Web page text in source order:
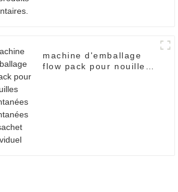
machine d'emballage
flow pack pour nouilles